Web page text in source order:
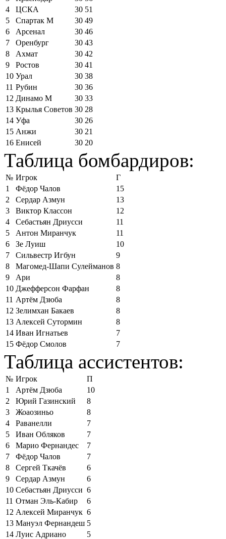
4
ЦСКА 30 51
5
Спартак М 30 49
6
Арсенал 30 46
7
Оренбург 30 43
8
Ахмат 30 42
9
Ростов 30 41
10 Урал 30 38
11 Рубин 30 36
12 Динамо М 30 33
13 Крылья Советов 30 28
14 Уфа 30 26
15 Анжи 30 21
16 Енисей 30 20
Таблица бомбардиров:
№ Игрок
Г
1
Фёдор Чалов
15
2
Сердар Азмун
13
3
Виктор Классон
12
4
Себастьян Дриусси
11
5
Антон Миранчук
11
6
Зе Луиш
10
7
Сильвестр Игбун
9
8
Магомед-Шапи Сулейманов 8
9
Ари
8
10 Джефферсон Фарфан
8
11 Артём Дзюба
8
12 Зелимхан Бакаев
8
13 Алексей Сутормин
8
14 Иван Игнатьев
7
15 Фёдор Смолов 7
Таблица ассистентов:
№ Игрок
П
1
Артём Дзюба
10
2
Юрий Газинский
8
3
Жоаозиньо
8
4
Раванелли
7
5
Иван Обляков
7
6
Марио Фернандес
7
7
Фёдор Чалов
7
8
Сергей Ткачёв
6
9
Сердар Азмун
6
10 Себастьян Дриусси 6
11 Отман Эль-Кабир
6
12 Алексей Миранчук 6
13 Мануэл Фернандеш 5
14 Луис Адриано 5